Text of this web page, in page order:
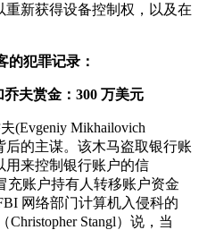
新获得设备控制权，以及在
的犯罪记录：
乔夫赏金：300 万美元
(Evgeniy Mikhailovich
后的主谋。该木马盗取银行账
用来控制银行账户的信
充账户持有人转移账户资金
网络部门计算机入侵科的
Stangl）说，当